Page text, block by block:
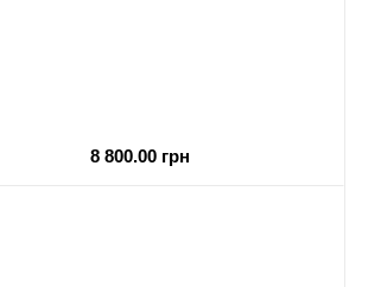
8 800.00 грн